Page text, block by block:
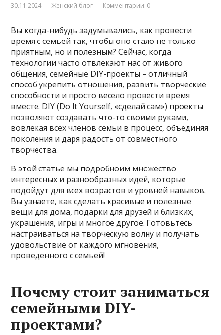
30.11.2024 Женский блог Комментарии: 0
Вы когда-нибудь задумывались, как провести
время с семьей так, чтобы оно стало не только
приятным, но и полезным? Сейчас, когда
технологии часто отвлекают нас от живого
общения, семейные DIY-проекты – отличный
способ укрепить отношения, развить творческие
способности и просто весело провести время
вместе. DIY (Do It Yourself, «сделай сам») проекты
позволяют создавать что-то своими руками,
вовлекая всех членов семьи в процесс, объединяя
поколения и даря радость от совместного
творчества.
В этой статье мы подробноим множество
интересных и разнообразных идей, которые
подойдут для всех возрастов и уровней навыков.
Вы узнаете, как сделать красивые и полезные
вещи для дома, подарки для друзей и близких,
украшения, игры и многое другое. Готовьтесь
настраиваться на творческую волну и получать
удовольствие от каждого мгновения,
проведенного с семьей!
Почему стоит заниматься
семейными DIY-
проектами?